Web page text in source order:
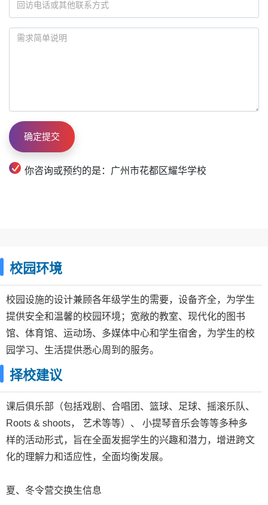
你咨询或预约的是：广州市花都区耀华学校
校园环境
校园设施的设计兼顾各年级学生的需要，设备齐全，为学生
提供安全和温馨的校园环境；宽敞的教室、现代化的图书
馆、体育馆、运动场、多媒体中心和学生宿舍，为学生的校
园学习、生活提供悉心周到的服务。
择校建议
课后俱乐部（包括戏剧、合唱团、篮球、足球、摇滚乐队、
Roots & shoots， 艺术等等）、 小提琴音乐会等等多种多
样的活动形式，旨在全面发掘学生的兴趣和潜力，增进跨文
化的理解力和适应性，全面均衡发展。
夏、冬令营交换生信息